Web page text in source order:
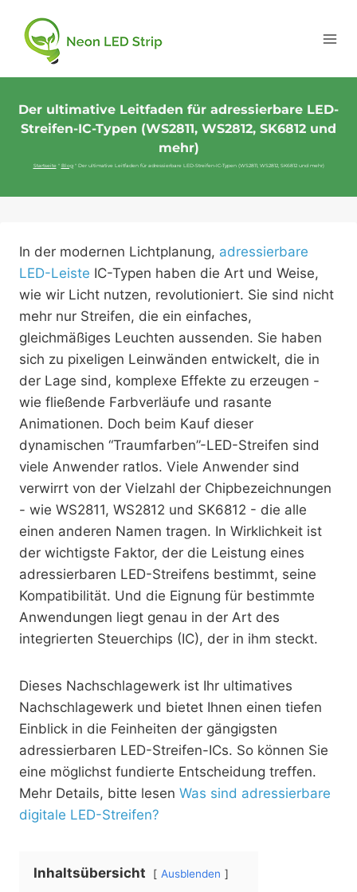
Der ultimative Leitfaden für adressierbare LED-
Streifen-IC-Typen (WS2811, WS2812, SK6812 und
mehr)
Startseite" Blog" Der ultimative Leitfaden für adressierbare LED-Streifen-IC-Typen (WS2811, WS2812, SK6812 und mehr)
In der modernen Lichtplanung, adressierbare
LED-Leiste IC-Typen haben die Art und Weise,
wie wir Licht nutzen, revolutioniert. Sie sind nicht
mehr nur Streifen, die ein einfaches,
gleichmäßiges Leuchten aussenden. Sie haben
sich zu pixeligen Leinwänden entwickelt, die in
der Lage sind, komplexe Effekte zu erzeugen -
wie fließende Farbverläufe und rasante
Animationen. Doch beim Kauf dieser
dynamischen “Traumfarben”-LED-Streifen sind
viele Anwender ratlos. Viele Anwender sind
verwirrt von der Vielzahl der Chipbezeichnungen
- wie WS2811, WS2812 und SK6812 - die alle
einen anderen Namen tragen. In Wirklichkeit ist
der wichtigste Faktor, der die Leistung eines
adressierbaren LED-Streifens bestimmt, seine
Kompatibilität. Und die Eignung für bestimmte
Anwendungen liegt genau in der Art des
integrierten Steuerchips (IC), der in ihm steckt.
Dieses Nachschlagewerk ist Ihr ultimatives
Nachschlagewerk und bietet Ihnen einen tiefen
Einblick in die Feinheiten der gängigsten
adressierbaren LED-Streifen-ICs. So können Sie
eine möglichst fundierte Entscheidung treffen.
Mehr Details, bitte lesen Was sind adressierbare
digitale LED-Streifen?
Inhaltsübersicht Ausblenden